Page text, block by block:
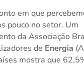
em que
pouco no setor. Um
da Associação
de Energia
mostra que